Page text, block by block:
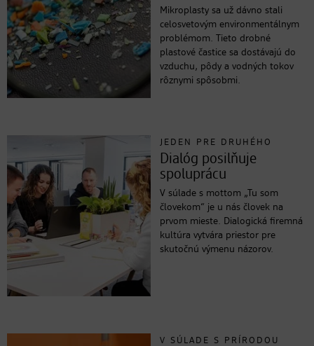
Mikroplasty sa už dávno stali
celosvetovým environmentálnym
problémom. Tieto drobné
plastové častice sa dostávajú do
vzduchu, pôdy a vodných tokov
rôznymi spôsobmi.
JEDEN PRE DRUHÉHO
Dialóg posilňuje
spoluprácu
V súlade s mottom „Tu som
človekom“ je u nás človek na
prvom mieste. Dialogická firemná
kultúra vytvára priestor pre
skutočnú výmenu názorov.
V SÚLADE S PRÍRODOU